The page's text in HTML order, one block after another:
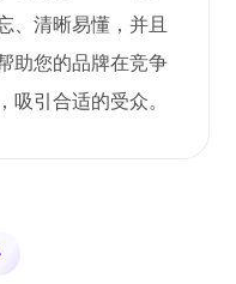
、清晰易懂，并且
助您的品牌在竞争
引合适的受众。